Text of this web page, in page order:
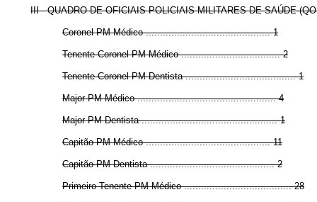
III - QUADRO DE OFICIAIS POLICIAIS MILITARES DE SAÚDE
Coronel PM Médico ............................................ 1
Tenente-Coronel PM Médico ................................... 2
Tenente-Coronel PM Dentista ....................................... 1
Major PM Médico ................................................. 4
Major PM Dentista ................................................ 1
Capitão PM Médico ............................................ 11
Capitão PM Dentista ............................................ 2
Primeiro-Tenente PM Médico ...................................... 28